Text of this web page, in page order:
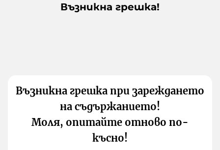
Възникна грешка!
Възникна грешка при зареждането
на съдържанието!
Моля, опитайте отново по-
късно!